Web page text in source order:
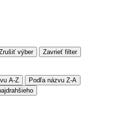
výber Zavrieť filter
A-Z
Podľa názvu Z-A